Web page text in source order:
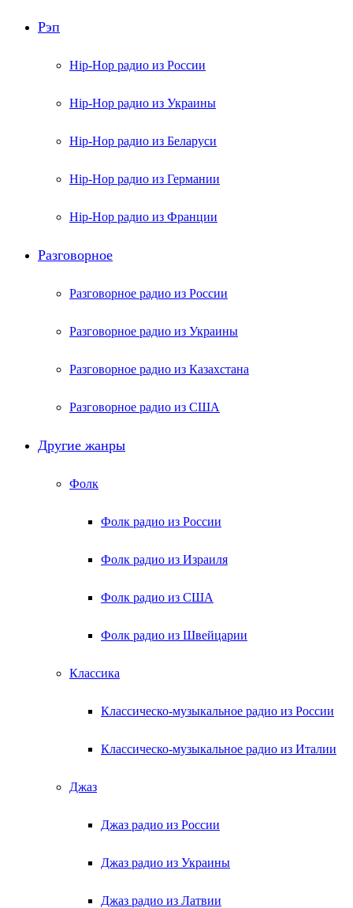
Рэп
Hip-Hop радио из России
Hip-Hop радио из Украины
Hip-Hop радио из Беларуси
Hip-Hop радио из Германии
Hip-Hop радио из Франции
Разговорное
Разговорное радио из России
Разговорное радио из Украины
Разговорное радио из Казахстана
Разговорное радио из США
Другие жанры
Фолк
Фолк радио из России
Фолк радио из Израиля
Фолк радио из США
Фолк радио из Швейцарии
Классика
Классическо-музыкальное радио из России
Классическо-музыкальное радио из Италии
Джаз
Джаз радио из России
Джаз радио из Украины
Джаз радио из Латвии